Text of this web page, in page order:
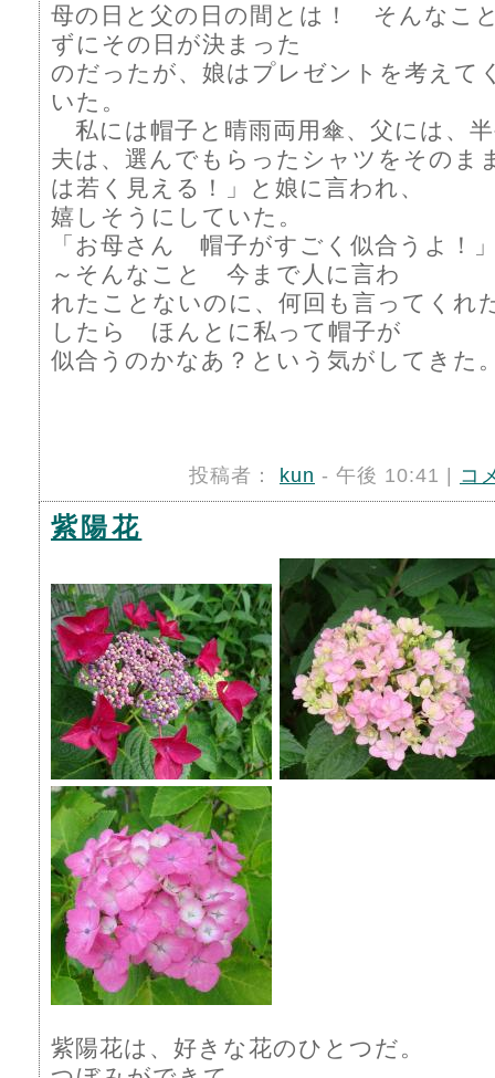
母の日と父の日の間とは！ そんなこ
ずにその日が決まった
のだったが、娘はプレゼントを考えて
いた。
私には帽子と晴雨両用傘、父には、
夫は、選んでもらったシャツをそのま
は若く見える！」と娘に言われ、
嬉しそうにしていた。
「お母さん 帽子がすごく似合うよ！
～そんなこと 今まで人に言わ
れたことないのに、何回も言ってくれ
したら ほんとに私って帽子が
似合うのかなあ？という気がしてきた
投稿者： kun - 午後 10:41 | コ
紫陽花
紫陽花は、好きな花のひとつだ。